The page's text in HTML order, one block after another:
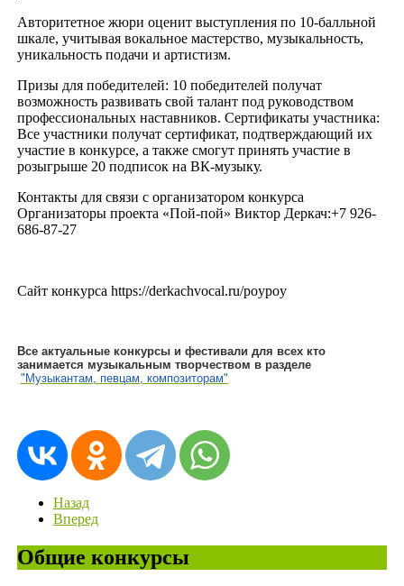
Авторитетное жюри оценит выступления по 10-балльной
шкале, учитывая вокальное мастерство, музыкальность,
уникальность подачи и артистизм.
Призы для победителей: 10 победителей получат
возможность развивать свой талант под руководством
профессиональных наставников. Сертификаты участника:
Все участники получат сертификат, подтверждающий их
участие в конкурсе, а также смогут принять участие в
розыгрыше 20 подписок на ВК-музыку.
Контакты для связи с организатором конкурса
Организаторы проекта «Пой-пой» Виктор Деркач:+7 926-
686-87-27
Сайт конкурса https://derkachvocal.ru/poypoy
Все актуальные конкурсы и фестивали для всех кто
занимается музыкальным творчеством в разделе
"Музыкантам, певцам, композиторам"
Назад
Вперед
Общие конкурсы